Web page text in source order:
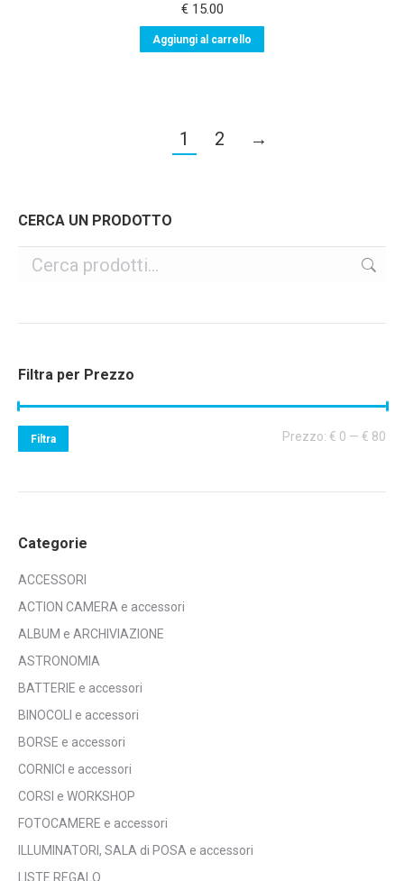
€15.00
Aggiungi al carrello
1 2 →
CERCA UN PRODOTTO
Filtra per Prezzo
Filtra Prezzo: € 0 — € 80
Categorie
ACCESSORI
ACTION CAMERA e accessori
ALBUM e ARCHIVIAZIONE
ASTRONOMIA
BATTERIE e accessori
BINOCOLI e accessori
BORSE e accessori
CORNICI e accessori
CORSI e WORKSHOP
FOTOCAMERE e accessori
ILLUMINATORI, SALA di POSA e accessori
LISTE REGALO